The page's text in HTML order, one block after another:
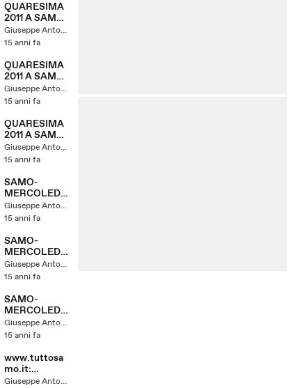
QUARESIMA
2011 A SAMO:
LA PRIMA
VIA CRUCIS
Giuseppe Antonelli
15 anni fa
QUARESIMA
2011 A SAMO:
LA PRIMA
VIA CRUCIS
Giuseppe Antonelli
15 anni fa
QUARESIMA
2011 A SAMO:
LA PRIMA
VIA CRUCIS
Giuseppe Antonelli
15 anni fa
SAMO-
MERCOLEDI
DELLE
CENERI PT 2
Giuseppe Antonelli
15 anni fa
SAMO-
MERCOLEDI
DELLE
CENERI PT 1
Giuseppe Antonelli
15 anni fa
SAMO-
MERCOLEDI
DELLE
CENERI:
SAMO.IT
Giuseppe Antonelli
15 anni fa
www.tuttosa
mo.it:
Carnevale a Giuseppe Antonelli